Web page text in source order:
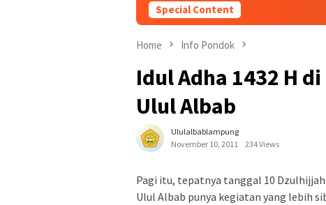
Special Content
Home Info Pondok
Idul Adha 1432 H
Ulul Albab
Ululalbablampung
November 10, 2011
234 Views
Pagi itu, tepatnya tanggal 10
Ulul Albab punya kegiatan yang lebih